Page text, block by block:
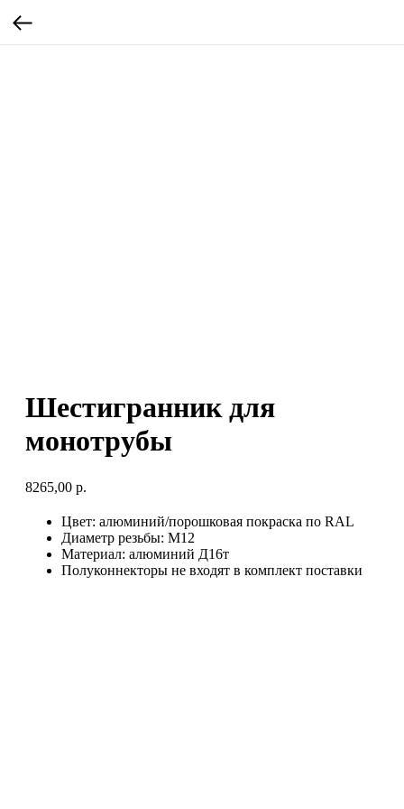
Шестигранник для
монотрубы
8265,00 р.
Цвет: алюминий/порошковая покраска по RAL
Диаметр резьбы: М12
Материал: алюминий Д16т
Полуконнекторы не входят в комплект поставки